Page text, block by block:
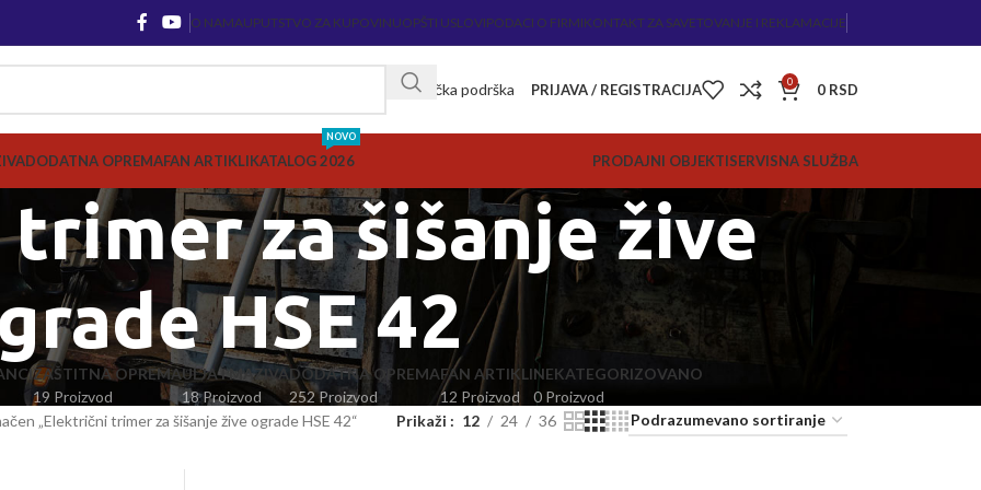
O NAMAUPUTSTVO ZA KUPOVINUOPŠTI USLOVIPODACI O FIRMIKONTAKT ZA SAVETOVANJE I REKLAMACIJE
Korisnička podrška PRIJAVA / REGISTRACIJA 0 0 RSD
DODATNA OPREMAFAN ARTIKLIKATALOG 2026
NOVO
PRODAJNI OBJEKTISERVISNA SLUŽBA
za šišanje žive
HSE 42
ZAŠTITNA OPREMA
19 Proizvod
ULJA I MAZIVA
18 Proizvod
DODATNA OPREMA
252 Proizvod
FAN ARTIKLI
12 Proizvod
NEKATEGORIZOVANO
0 Proizvod
„Električni trimer za šišanje žive ograde HSE 42“ Prikaži 12 24 36